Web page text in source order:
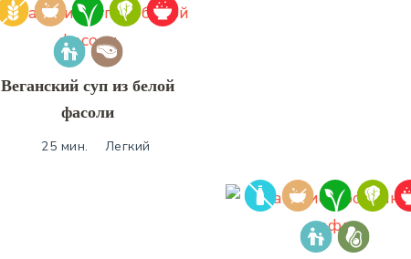
Веганский суп из белой
фасоли
25 мин. Легкий